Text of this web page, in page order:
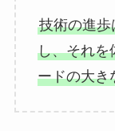
技術の進
し、それを
ードの大き